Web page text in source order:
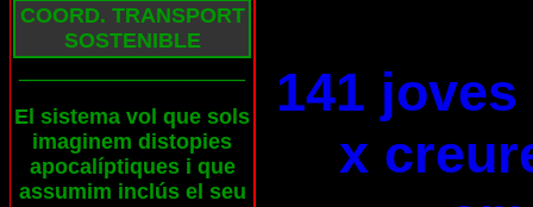
COORD. TRANSPORT
SOSTENIBLE
El sistema vol que sols
imaginem distopies
apocalíptiques i que
assumim inclús el seu
141
x